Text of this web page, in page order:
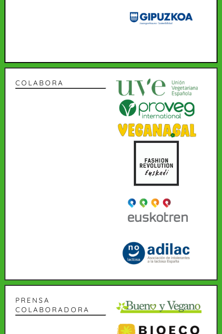
COLABORA
PRENSA
COLABORADORA